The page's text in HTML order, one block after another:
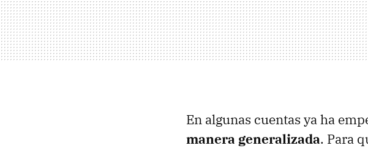
En algunas cuentas ya ha
manera generalizada. Para